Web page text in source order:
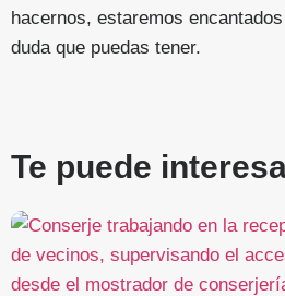
hacernos, estaremos
duda que puedas tener.
Te puede